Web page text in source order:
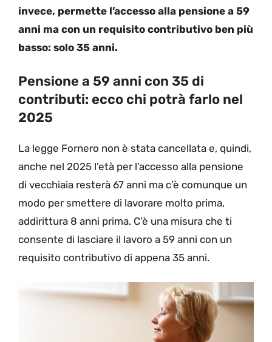
invece, permette l’accesso alla pensione a 59
anni ma con un requisito contributivo ben più
basso: solo 35 anni.
Pensione a 59 anni con 35 di
contributi: ecco chi potrà farlo nel
2025
La legge Fornero non è stata cancellata e, quindi,
anche nel 2025 l’età per l’accesso alla pensione
di vecchiaia resterà 67 anni ma c’è comunque un
modo per smettere di lavorare molto prima,
addirittura 8 anni prima. C’è una misura che ti
consente di lasciare il lavoro a 59 anni con un
requisito contributivo di appena 35 anni.